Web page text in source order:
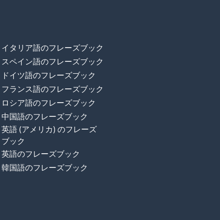
イタリア語のフレーズブック
スペイン語のフレーズブック
ドイツ語のフレーズブック
フランス語のフレーズブック
ロシア語のフレーズブック
中国語のフレーズブック
英語 (アメリカ) のフレーズ
ブック
英語のフレーズブック
韓国語のフレーズブック